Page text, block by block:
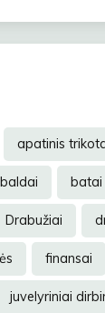
apatinis
baldai batai
Drabužiai
finansai
juvelyriniai